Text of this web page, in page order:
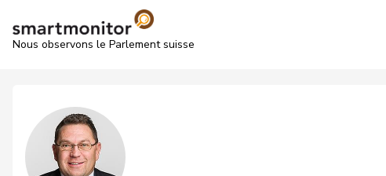
Nous observons le Parlement suisse